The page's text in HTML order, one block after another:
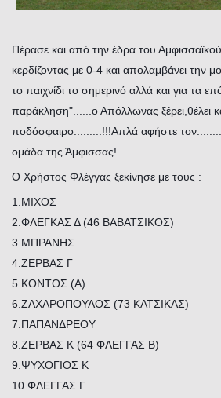
Πέρασε και από την έδρα του
κερδίζοντας με 0-4 και απολαμβάνει την
το παιχνίδι το σημερινό αλλά και για τα
παράκληση"......ο Απόλλωνας ξέρει,θέλει
ποδόσφαιρο.........!!!Απλά αφήστε
ομάδα της Άμφισσας!
O Χρήστος Φλέγγας ξεκίνησε με τους :
1.ΜΙΧΟΣ
2.ΦΛΕΓΚΑΣ Δ (46 ΒΑΒΑΤΣΙΚΟΣ)
3.ΜΠΡΑΝΗΣ
4.ΖΕΡΒΑΣ Γ
5.ΚΟΝΤΟΣ (Α)
6.ΖΑΧΑΡΟΠΟΥΛΟΣ (73 ΚΑΤΣΙΚΑΣ)
7.ΠΑΠΑΝΔΡΕΟΥ
8.ΖΕΡΒΑΣ Κ (64 ΦΛΕΓΓΑΣ Β)
9.ΨΥΧΟΓΙΟΣ Κ
10.ΦΛΕΓΓΑΣ Γ